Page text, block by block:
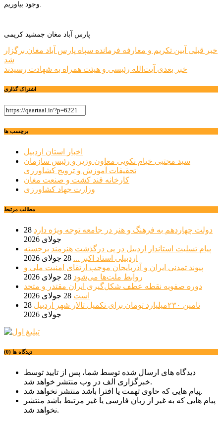
پارس آباد مغان جمشید کریمی
راهبری
نوشته
خبر قبلی آیین تکریم و معارفه فرمانده سپاه پارس آباد مغان برگزار
شد
خبر بعدی آیت‌الله رئیسی و هیئت همراه به شهادت رسیدند
اشتراک گذاری
برچسب ها
اخبار استان اردبیل
سید مجتبی خیام نکویی معاون وزیر و رئیس سازمان
تحقیقات آموزش و ترویج كشاورزی
کارخانه قند کشت و صنعت مغان
وزارت جهاد کشاورزی
مطالب مرتبط
دولت چهاردهم به فرهنگ و هنر در جامعه توجه ویژه دارد 28
جولای 2026
پیام تسلیت استاندار اردبیل در پی درگذشت هنرمند برجسته
اردبیلی استاد اکبر ... 28 جولای 2026
پیوند تمدنی ایران و آذربایجان موجب ارتقای امنیت ملی و
روابط ملت‌ها می‌شود 28 جولای 2026
دوره صفویه نقطه عطف شکل‌گیری ایران مقتدر و متحد
است 28 جولای 2026
تامین ۲۳۰میلیارد تومان برای تکمیل تالار شهر اردبیل
28
جولای 2026
دیدگاه ها (0)
دیدگاه های ارسال شده توسط شما، پس از تایید توسط
خبرگزاری الف در وب منتشر خواهد شد.
پیام هایی که حاوی تهمت یا افترا باشد منتشر نخواهد شد.
پیام هایی که به غیر از زبان فارسی یا غیر مرتبط باشد منتشر
نخواهد شد.